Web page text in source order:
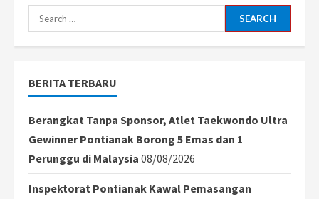
Search
for:
BERITA TERBARU
Berangkat Tanpa Sponsor, Atlet Taekwondo Ultra
Gewinner Pontianak Borong 5 Emas dan 1
Perunggu di Malaysia 08/08/2026
Inspektorat Pontianak Kawal Pemasangan